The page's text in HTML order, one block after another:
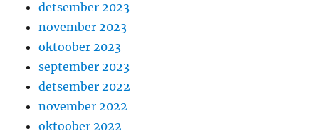
detsember 2023
november 2023
oktoober 2023
september 2023
detsember 2022
november 2022
oktoober 2022